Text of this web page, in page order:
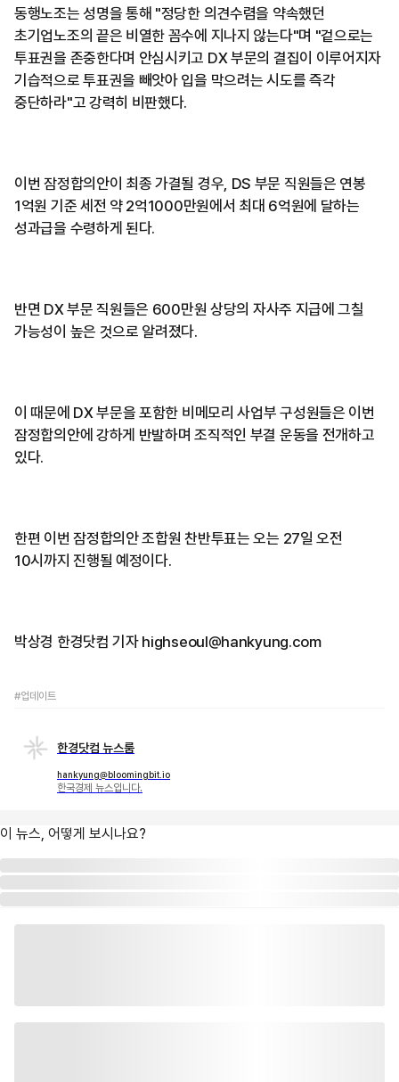
동행노조는 성명을 통해 "정당한 의견수렴을 약속했던
초기업노조의 끝은 비열한 꼼수에 지나지 않는다"며 "겉으로는
투표권을 존중한다며 안심시키고 DX 부문의 결집이 이루어지자
기습적으로 투표권을 빼앗아 입을 막으려는 시도를 즉각
중단하라"고 강력히 비판했다.
이번 잠정합의안이 최종 가결될 경우, DS 부문 직원들은 연봉
1억원 기준 세전 약 2억1000만원에서 최대 6억원에 달하는
성과급을 수령하게 된다.
반면 DX 부문 직원들은 600만원 상당의 자사주 지급에 그칠
가능성이 높은 것으로 알려졌다.
이 때문에 DX 부문을 포함한 비메모리 사업부 구성원들은 이번
잠정합의안에 강하게 반발하며 조직적인 부결 운동을 전개하고
있다.
한편 이번 잠정합의안 조합원 찬반투표는 오는 27일 오전
10시까지 진행될 예정이다.
박상경 한경닷컴 기자 highseoul@hankyung.com
#업데이트
한경닷컴 뉴스룸
hankyung@bloomingbit.io
한국경제 뉴스입니다.
이 뉴스, 어떻게 보시나요?